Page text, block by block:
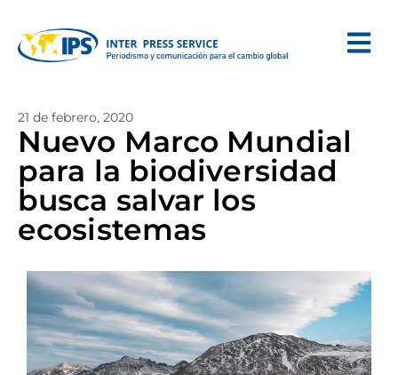
21 de febrero, 2020
Nuevo Marco Mundial
para la biodiversidad
busca salvar los
ecosistemas